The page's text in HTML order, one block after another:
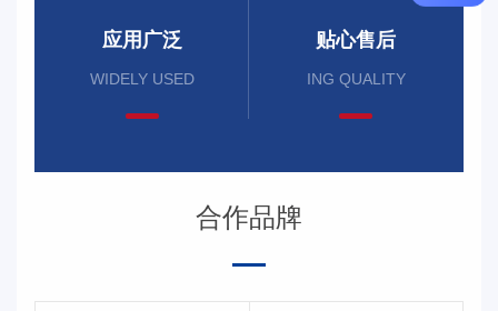
应用广泛
WIDELY USED
贴心售后
ING QUALITY
合作品牌